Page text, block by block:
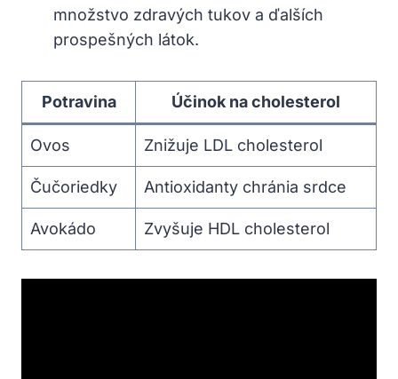
množstvo zdravých tukov a ďalších
prospešných látok.
Potravina Účinok na cholesterol
Ovos Znižuje LDL cholesterol
Čučoriedky Antioxidanty chránia srdce
Avokádo Zvyšuje HDL cholesterol